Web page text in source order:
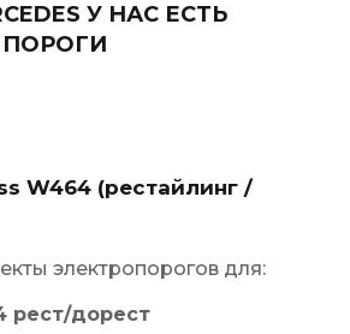
У НАС ЕСТЬ
W464 (рестайлинг /
электропорогов для:
рест/дорест